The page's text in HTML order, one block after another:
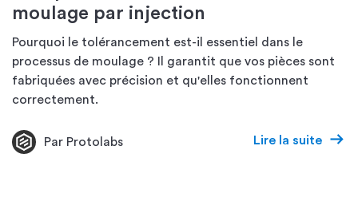
moulage par injection
Pourquoi le tolérancement est-il essentiel dans le
processus de moulage ? Il garantit que vos pièces sont
fabriquées avec précision et qu'elles fonctionnent
correctement.
Par Protolabs Lire la suite